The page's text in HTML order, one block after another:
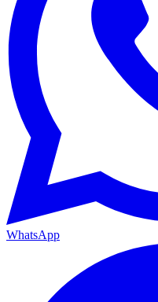
WhatsApp